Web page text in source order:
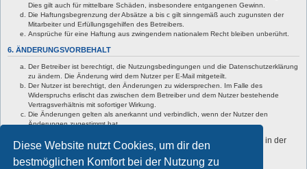
Diese Website nutzt Cookies, um dir den
bestmöglichen Komfort bei der Nutzung zu
Dies gilt auch für mittelbare Schäden, insbesondere entgangenen Gewinn.
Die Haftungsbegrenzung der Absätze a bis c gilt sinngemäß auch zugunsten der
Mitarbeiter und Erfüllungsgehilfen des Betreibers.
Ansprüche für eine Haftung aus zwingendem nationalem Recht bleiben unberührt.
6. ÄNDERUNGSVORBEHALT
Der Betreiber ist berechtigt, die Nutzungsbedingungen und die Datenschutzerklärung
zu ändern. Die Änderung wird dem Nutzer per E-Mail mitgeteilt.
Der Nutzer ist berechtigt, den Änderungen zu widersprechen. Im Falle des
Widerspruchs erlischt das zwischen dem Betreiber und dem Nutzer bestehende
Vertragsverhältnis mit sofortiger Wirkung.
Die Änderungen gelten als anerkannt und verbindlich, wenn der Nutzer den
Änderungen zugestimmt hat.
Informationen über den Umgang mit deinen persönlichen Daten sind in der
Datenschutzerklärung enthalten.